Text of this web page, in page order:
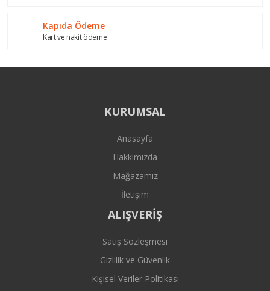
Kapıda Ödeme
Kart ve nakit ödeme
KURUMSAL
Anasayfa
Hakkımızda
Mağazamız
İletişim
ALIŞVERİŞ
Satış Sözleşmesi
Gizlilik ve Güvenlik
Kişisel Veriler Politikası